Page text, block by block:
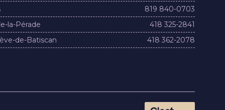
819 840-0703
la-Pérade
418 325-2841
de-Batiscan
418 362-2078